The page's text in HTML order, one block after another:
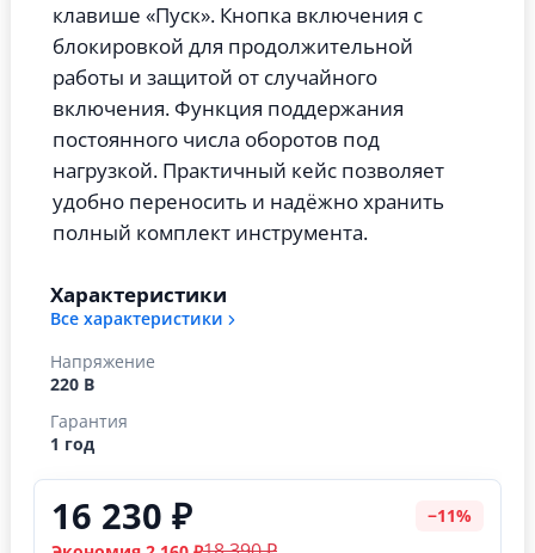
клавише «Пуск». Кнопка включения с
блокировкой для продолжительной
работы и защитой от случайного
включения. Функция поддержания
постоянного числа оборотов под
нагрузкой. Практичный кейс позволяет
удобно переносить и надёжно хранить
полный комплект инструмента.
Характеристики
Все характеристики
Напряжение
220 В
Гарантия
1 год
16 230 ₽ −11%